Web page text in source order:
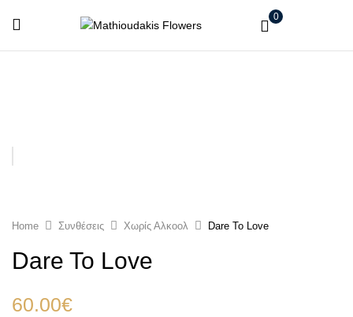
0
Home Συνθέσεις Χωρίς Αλκοολ Dare To Love
Dare To Love
60.00€